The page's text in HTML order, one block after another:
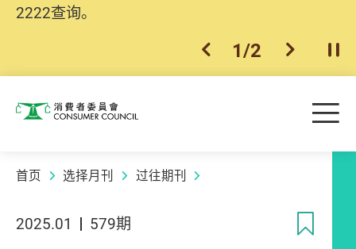
2222查询。
上一个
1/2 下一个开
消费者委员会 目
首页 选择月刊 过往期刊
2025.01 579期